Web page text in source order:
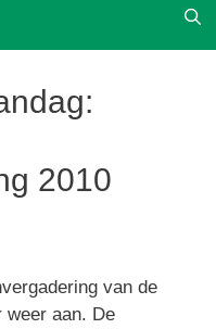
2010
van de
weer aan. De